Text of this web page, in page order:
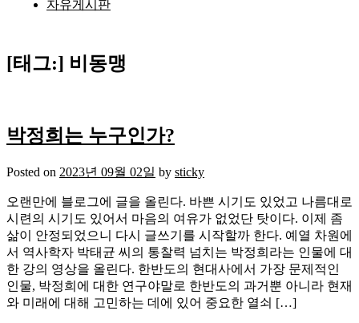
자유게시판
[태그:] 비동맹
박정희는 누구인가?
Posted on 2023년 09월 02일 by sticky
오랜만에 블로그에 글을 올린다. 바쁜 시기도 있었고 나름대로
시련의 시기도 있어서 마음의 여유가 없었단 탓이다. 이제 좀
삶이 안정되었으니 다시 글쓰기를 시작할까 한다. 예열 차원에
서 역사학자 박태균 씨의 통찰력 넘치는 박정희라는 인물에 대
한 강의 영상을 올린다. 한반도의 현대사에서 가장 문제적인
인물, 박정희에 대한 연구야말로 한반도의 과거뿐 아니라 현재
와 미래에 대해 고민하는 데에 있어 중요한 열쇠 […]